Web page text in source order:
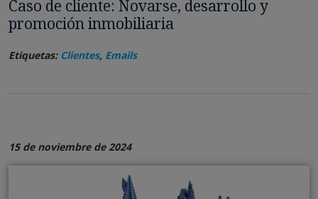
Caso de cliente: Novarse, desarrollo y
promoción inmobiliaria
Etiquetas: Clientes, Emails
15 de noviembre de 2024